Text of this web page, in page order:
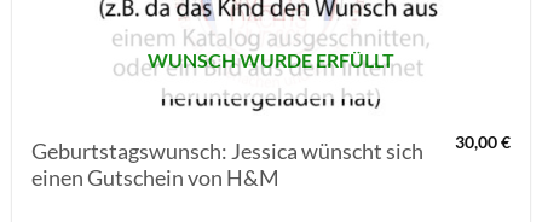
WUNSCH WURDE ERFÜLLT
Geburtstagswunsch: Jessica wünscht sich
einen Gutschein von H&M
30,00€